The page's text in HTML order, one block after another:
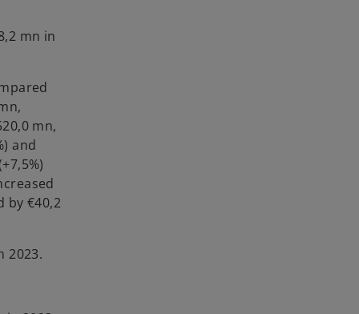
mn in
mn,
and
by €40,2
2023.